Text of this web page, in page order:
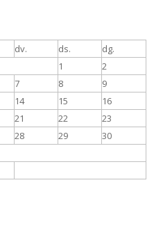
dv. ds. dg.
1
2
7 8
9
14 15
16
21 22
23
28 29
30